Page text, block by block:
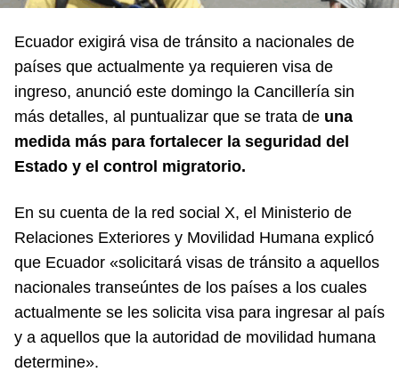
Ecuador exigirá visa de tránsito a nacionales de
países que actualmente ya requieren visa de
ingreso, anunció este domingo la Cancillería sin
más detalles, al puntualizar que se trata de una
medida más para fortalecer la seguridad del
Estado y el control migratorio.
En su cuenta de la red social X, el Ministerio de
Relaciones Exteriores y Movilidad Humana explicó
que Ecuador «solicitará visas de tránsito a aquellos
nacionales transeúntes de los países a los cuales
actualmente se les solicita visa para ingresar al país
y a aquellos que la autoridad de movilidad humana
determine».